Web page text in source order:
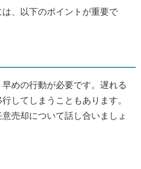
、以下のポイントが重要で
めの行動が必要です。遅れる
してしまうこともあります。
売却について話し合いましょ